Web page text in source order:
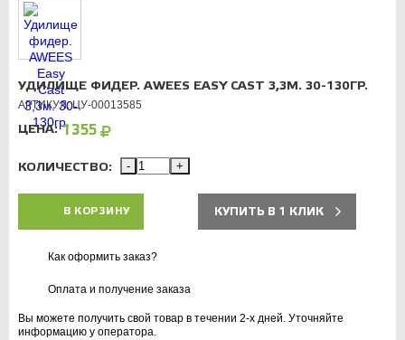
УДИЛИЩЕ ФИДЕР. AWEES EASY CAST 3,3М. 30-130ГР.
АРТИКУЛ: ЦУ-00013585
ЦЕНА: 1355
КОЛИЧЕСТВО: - +
В КОРЗИНУ КУПИТЬ В 1 КЛИК
Как оформить заказ?
Оплата и получение заказа
Вы можете получить свой товар в течении 2-х дней. Уточняйте
информацию у оператора.